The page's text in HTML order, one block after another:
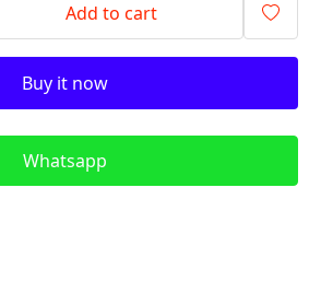
Add to cart
Buy it now
Whatsapp